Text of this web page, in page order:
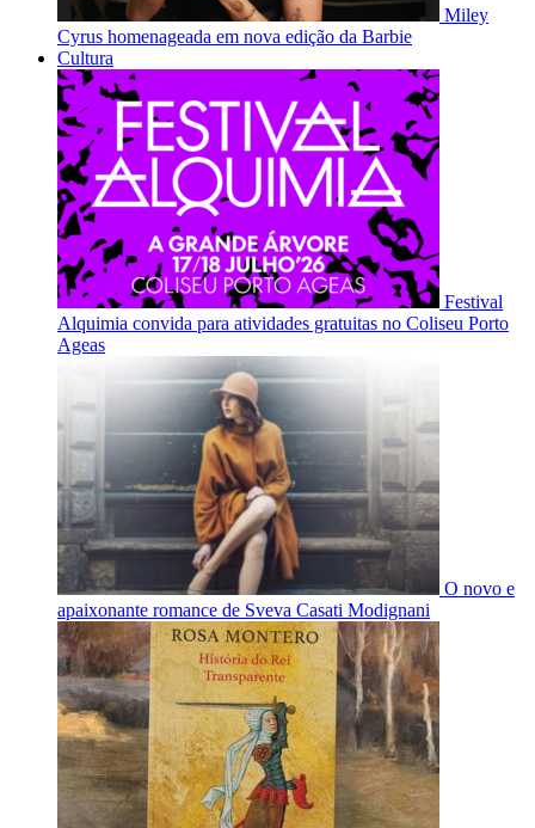
Miley
Cyrus homenageada em nova edição da Barbie
Cultura
Festival
Alquimia convida para atividades gratuitas no Coliseu Porto
Ageas
O novo e
apaixonante romance de Sveva Casati Modignani